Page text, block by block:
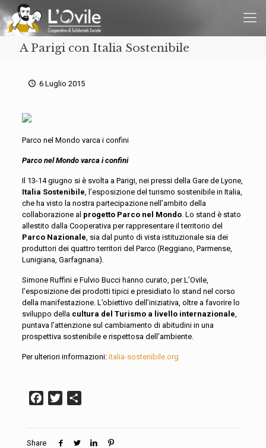
A Parigi con Italia Sostenibile
6 Luglio 2015
Parco nel Mondo varca i confini
Parco nel Mondo varca i confini
Il 13-14 giugno si è svolta a Parigi, nei pressi della Gare de Lyone,
Italia Sostenibile, l’esposizione del turismo sostenibile in Italia,
che ha visto la nostra partecipazione nell’ambito della
collaborazione al progetto Parco nel Mondo. Lo stand è stato
allestito dalla Cooperativa per rappresentare il territorio del
Parco Nazionale, sia dal punto di vista istituzionale sia dei
produttori dei quattro territori del Parco (Reggiano, Parmense,
Lunigiana, Garfagnana).
Simone Ruffini e Fulvio Bucci hanno curato, per L’Ovile,
l’esposizione dei prodotti tipici e presidiato lo stand nel corso
della manifestazione. L’obiettivo dell’iniziativa, oltre a favorire lo
sviluppo della cultura del Turismo a livello internazionale,
puntava l’attenzione sul cambiamento di abitudini in una
prospettiva sostenibile e rispettosa dell’ambiente.
Per ulteriori informazioni: italia-sostenibile.org
Facebook
Twitter
Share